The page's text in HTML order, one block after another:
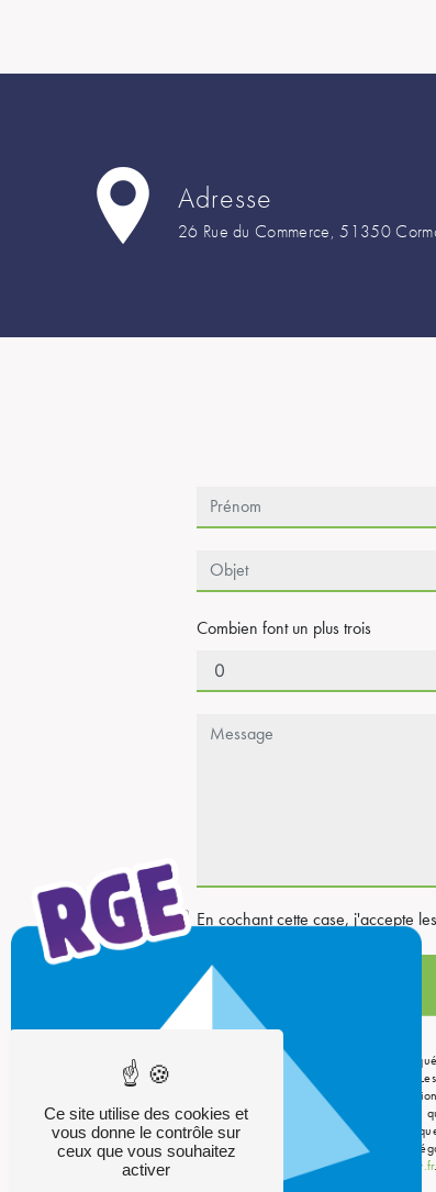
Adresse
26 Rue du Commerce, 51350
Combien font un plus trois
En cochant cette case, j'accepte
** Les données personnelles
seul but de répondre à votre message.
disposez de droits d’accès, de
auprès d’une autorité de contrôle, ainsi
Cormontreuil ou par courrier
puis pendant la durée de prescription
disponible à cette adresse:
Bloctel.gouv.fr
Ce site utilise des cookies et
vous donne le contrôle sur
ceux que vous souhaitez
activer